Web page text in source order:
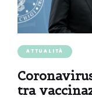
ATTUALITÀ
tra